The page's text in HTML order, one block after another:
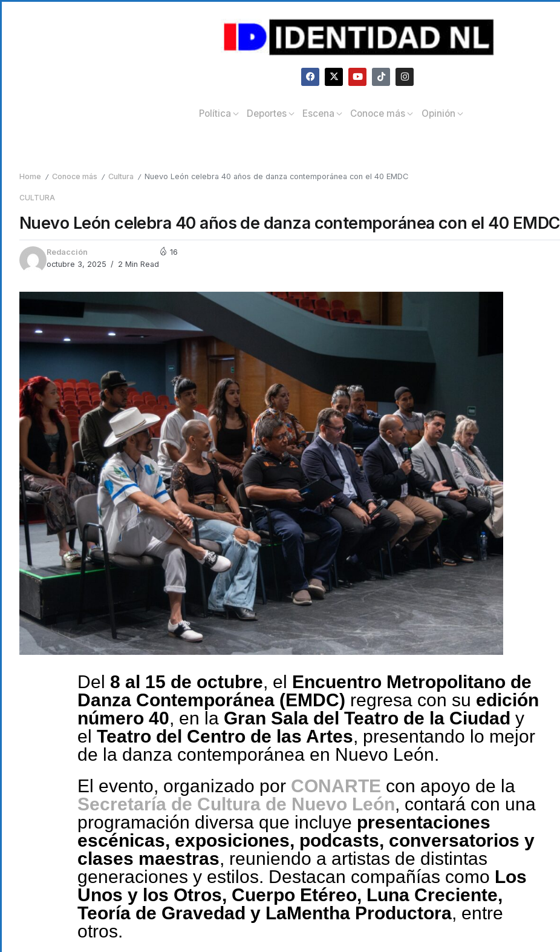
Política Deportes Escena Conoce más Opinión
Home / Conoce más / Cultura / Nuevo León celebra 40 años de danza contemporánea con el 40 EMDC
CULTURA
Nuevo León celebra 40 años de danza contemporánea con el 40 EMDC
Redacción
octubre 3, 2025
2 Min Read
16
Del 8 al 15 de octubre, el Encuentro Metropolitano de
Danza Contemporánea (EMDC) regresa con su edición
número 40, en la Gran Sala del Teatro de la Ciudad y
el Teatro del Centro de las Artes, presentando lo mejor
de la danza contemporánea en Nuevo León.
El evento, organizado por CONARTE con apoyo de la
Secretaría de Cultura de Nuevo León, contará con una
programación diversa que incluye presentaciones
escénicas, exposiciones, podcasts, conversatorios y
clases maestras, reuniendo a artistas de distintas
generaciones y estilos. Destacan compañías como Los
Unos y los Otros, Cuerpo Etéreo, Luna Creciente,
Teoría de Gravedad y LaMentha Productora, entre
otros.